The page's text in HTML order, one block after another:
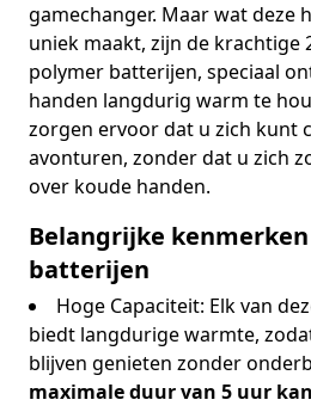
gamechanger. Maar wat deze
uniek maakt, zijn de krachtige
polymer batterijen, speciaal
handen langdurig warm te
zorgen ervoor dat u zich kunt
avonturen, zonder dat u zich
over koude handen.
Belangrijke kenmerken
batterijen
Hoge Capaciteit: Elk van
biedt langdurige warmte,
blijven genieten zonder
maximale duur van 5 uur